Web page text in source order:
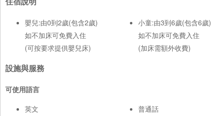
嬰兒:由0到2歲(包含2歲)
如不加床可免費入住
(可按要求提供嬰兒床)
小童:由3到6歲(包含6歲)
如不加床可免費入住
(加床需額外收費)
設施與服務
可使用語言
英文
普通話